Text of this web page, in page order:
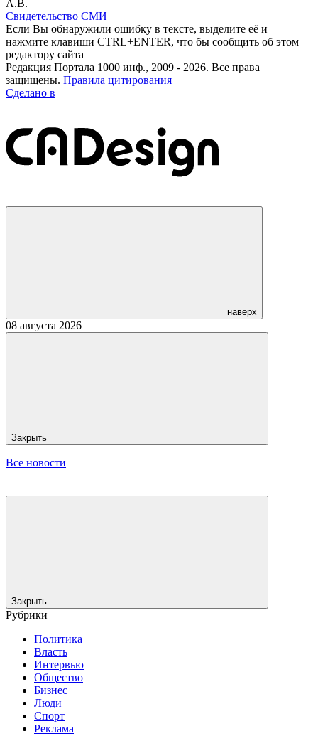
А.В.
Свидетельство СМИ
Если Вы обнаружили ошибку в тексте, выделите её и
нажмите клавиши CTRL+ENTER, что бы сообщить об этом
редактору сайта
Редакция Портала 1000 инф., 2009 - 2026. Все права
защищены. Правила цитирования
Сделано в
наверх
08 августа 2026
Закрыть
Все новости
Закрыть
Рубрики
Политика
Власть
Интервью
Общество
Бизнес
Люди
Спорт
Реклама